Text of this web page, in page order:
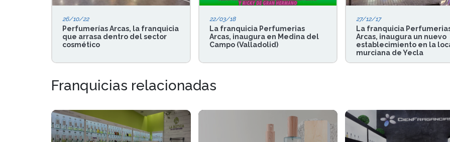
26/10/22
Perfumerías Arcas, la franquicia
que arrasa dentro del sector
cosmético
22/03/18
La franquicia Perfumerias
Arcas, inaugura en Medina del
Campo (Valladolid)
27/12/17
La franquicia
Arcas, inaugura un nuevo
establecimiento en la
murciana de Yecla
Franquicias relacionadas